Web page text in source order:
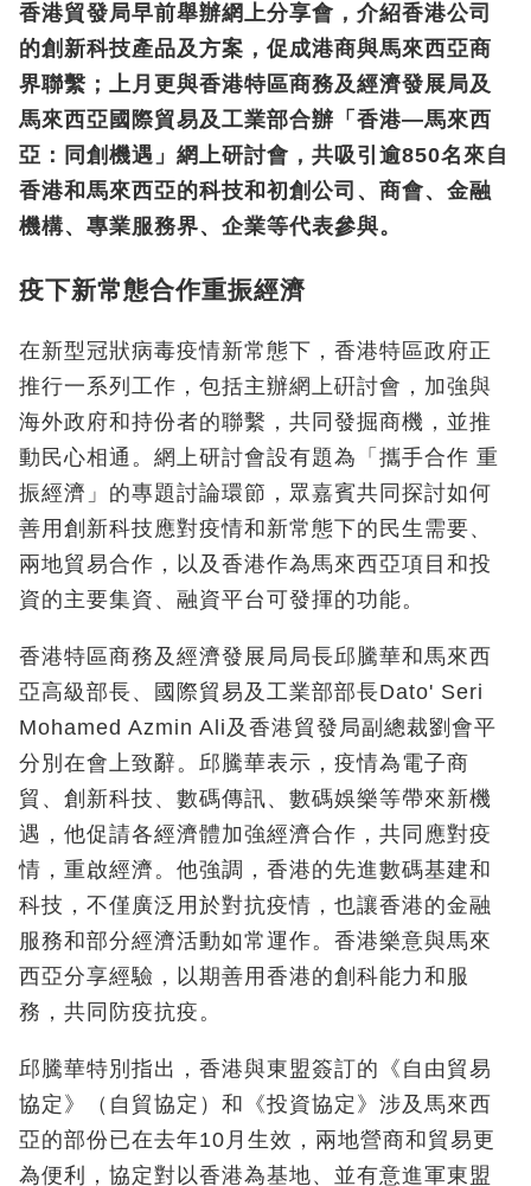
香港貿發局早前舉辦網上分享會，介紹香港公司
的創新科技產品及方案，促成港商與馬來西亞商
界聯繫；上月更與香港特區商務及經濟發展局及
馬來西亞國際貿易及工業部合辦「香港—馬來西
亞：同創機遇」網上研討會，共吸引逾850名來自
香港和馬來西亞的科技和初創公司、商會、金融
機構、專業服務界、企業等代表參與。
疫下新常態合作重振經濟
在新型冠狀病毒疫情新常態下，香港特區政府正
推行一系列工作，包括主辦網上硏討會，加強與
海外政府和持份者的聯繫，共同發掘商機，並推
動民心相通。網上研討會設有題為「攜手合作 重
振經濟」的專題討論環節，眾嘉賓共同探討如何
善用創新科技應對疫情和新常態下的民生需要、
兩地貿易合作，以及香港作為馬來西亞項目和投
資的主要集資、融資平台可發揮的功能。
香港特區商務及經濟發展局局長邱騰華和馬來西
亞高級部長、國際貿易及工業部部長Dato' Seri
Mohamed Azmin Ali及香港貿發局副總裁劉會平
分別在會上致辭。邱騰華表示，疫情為電子商
貿、創新科技、數碼傳訊、數碼娛樂等帶來新機
遇，他促請各經濟體加強經濟合作，共同應對疫
情，重啟經濟。他強調，香港的先進數碼基建和
科技，不僅廣泛用於對抗疫情，也讓香港的金融
服務和部分經濟活動如常運作。香港樂意與馬來
西亞分享經驗，以期善用香港的創科能力和服
務，共同防疫抗疫。
邱騰華特別指出，香港與東盟簽訂的《自由貿易
協定》（自貿協定）和《投資協定》涉及馬來西
亞的部份已在去年10月生效，兩地營商和貿易更
為便利，協定對以香港為基地、並有意進軍東盟